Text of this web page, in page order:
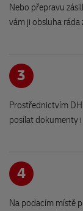
Obchůdek U
Bylinky a čaje -
Edvarda Beneše 1549
500 12 Hradec
Hala 1
186 00 Praha
Nebo přepravu
vám ji obsluha
3
Prostřednictvím
posílat dokumenty i
4
Na podacím místě